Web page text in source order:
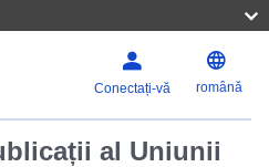
Conectați-vă română
al Uniunii